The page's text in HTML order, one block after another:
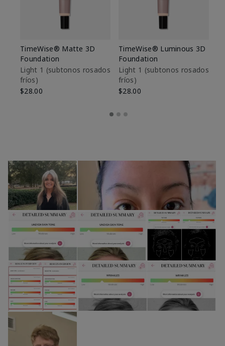
TimeWise® Matte 3D
Foundation
Light 1​ (subtonos rosados
fríos)
$28.00
TimeWise® Luminous 3D
Foundation
Light 1​ (subtonos rosados
fríos)
$28.00